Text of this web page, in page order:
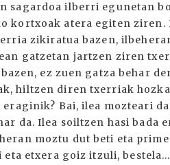
sagardoa ilberri egunetan
kortxoak atera egiten ziren.
zikiratua bazen,
gatzetan jartzen ziren
ez zuen gatza behar
hiltzen diren txerriak
Bai, ilea mozteari
da. Ilea soiltzen hasi bada
moztu dut beti eta
etxera goiz itzuli,